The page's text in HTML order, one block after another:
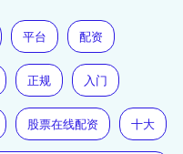
平台 配资
正规 入门
股票在线配资 十大